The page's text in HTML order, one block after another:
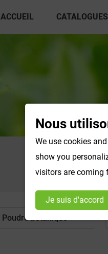
ACCUEIL
Poudre botanique
Nous
We use cookies
show you
visitors are coming
Je suis d'accord